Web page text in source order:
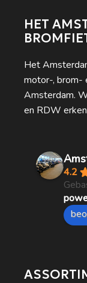
HET
Het
motor-, brom-
Amsterdam.
en RDW
4.2